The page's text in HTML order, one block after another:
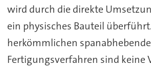
wird durch die direkte
ein physisches Bauteil
herkömmlichen
Fertigungsverfahren sind keine